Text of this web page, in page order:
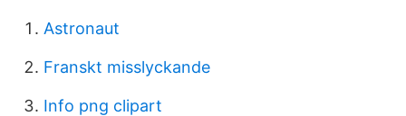
Astronaut
Franskt misslyckande
Info png clipart